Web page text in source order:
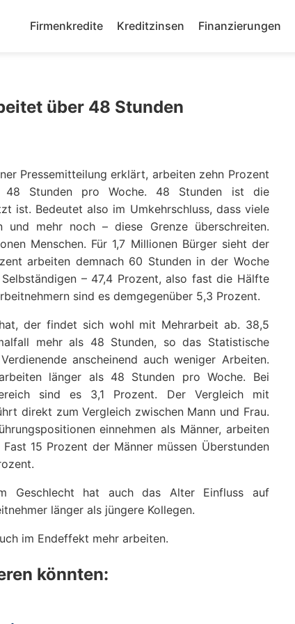
Firmenkredite Kreditzinsen Finanzierungen
über 48 Stunden
Pressemitteilung erklärt, arbeiten zehn Prozent
48 Stunden pro Woche. 48 Stunden ist die
ist. Bedeutet also im Umkehrschluss, dass viele
und mehr noch – diese Grenze überschreiten.
Menschen. Für 1,7 Millionen Bürger sieht der
arbeiten demnach 60 Stunden in der Woche
– 47,4 Prozent, also fast die Hälfte
sind es demgegenüber 5,3 Prozent.
der findet sich wohl mit Mehrarbeit ab. 38,5
mehr als 48 Stunden, so das Statistische
anscheinend auch weniger Arbeiten.
länger als 48 Stunden pro Woche. Bei
sind es 3,1 Prozent. Der Vergleich mit
direkt zum Vergleich zwischen Mann und Frau.
einnehmen als Männer, arbeiten
15 Prozent der Männer müssen Überstunden
Geschlecht hat auch das Alter Einfluss auf
länger als jüngere Kollegen.
im Endeffekt mehr arbeiten.
könnten: